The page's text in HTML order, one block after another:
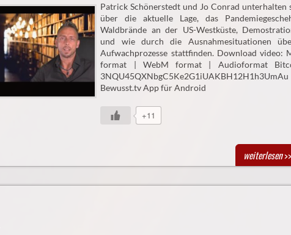
Patrick Schönerstedt und Jo Conrad unterhalten
über die aktuelle Lage, das
Waldbrände an der US-Westküste,
und wie durch die Ausnahmesituationen
Aufwachprozesse stattfinden. Download video:
format | WebM format | Audioformat
3NQU45QXNbgC5Ke2G1iUAKBH12H1h3UmAu
Bewusst.tv App für Android
+11
weiterlesen>>